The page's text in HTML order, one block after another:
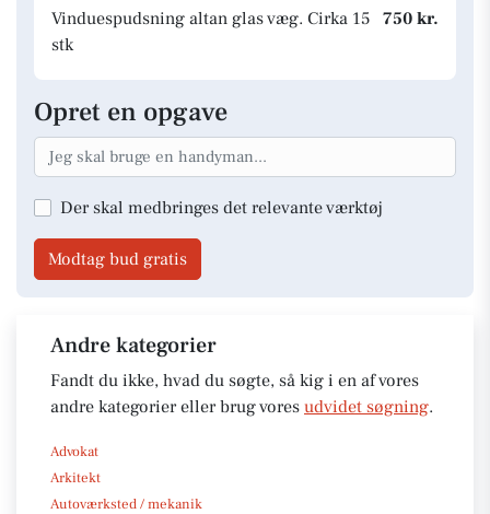
Vinduespudsning altan glas væg. Cirka 15
stk
750 kr.
Opret en opgave
Der skal medbringes det relevante værktøj
Modtag bud gratis
Andre kategorier
Fandt du ikke, hvad du søgte, så kig i en af vores
andre kategorier eller brug vores udvidet søgning.
Advokat
Arkitekt
Autoværksted / mekanik